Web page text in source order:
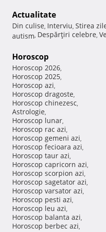
Actualitate
Din culise, Interviu, Stirea
autism, Despărţiri celebre,
Horoscop
Horoscop 2026,
Horoscop 2025,
Horoscop azi,
Horoscop dragoste,
Horoscop chinezesc,
Astrologie,
Horoscop lunar,
Horoscop rac azi,
Horoscop gemeni azi,
Horoscop fecioara azi,
Horoscop taur azi,
Horoscop capricorn azi,
Horoscop scorpion azi,
Horoscop sagetator azi,
Horoscop varsator azi,
Horoscop pesti azi,
Horoscop leu azi,
Horoscop balanta azi,
Horoscop berbec azi,